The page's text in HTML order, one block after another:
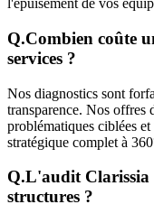
l'épuisement de vos
Q.Combien coûte
services ?
Nos diagnostics sont
transparence. Nos offres
problématiques ciblées
stratégique complet à
Q.L'audit Clarissia
structures ?